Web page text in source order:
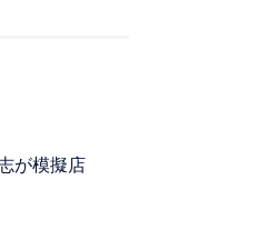
が模擬店